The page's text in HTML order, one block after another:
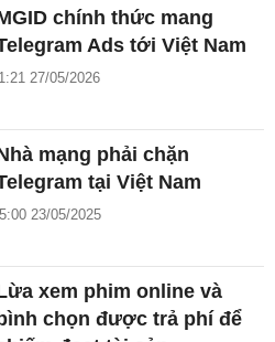
chính thức mang
Ads tới Việt Nam
27/05/2026
mạng phải chặn
tại Việt Nam
23/05/2025
xem phim online và
chọn được trả phí để